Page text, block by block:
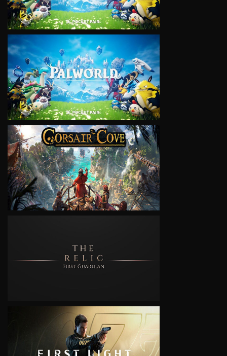
VIEW
VIEW
VIEW
VIEW